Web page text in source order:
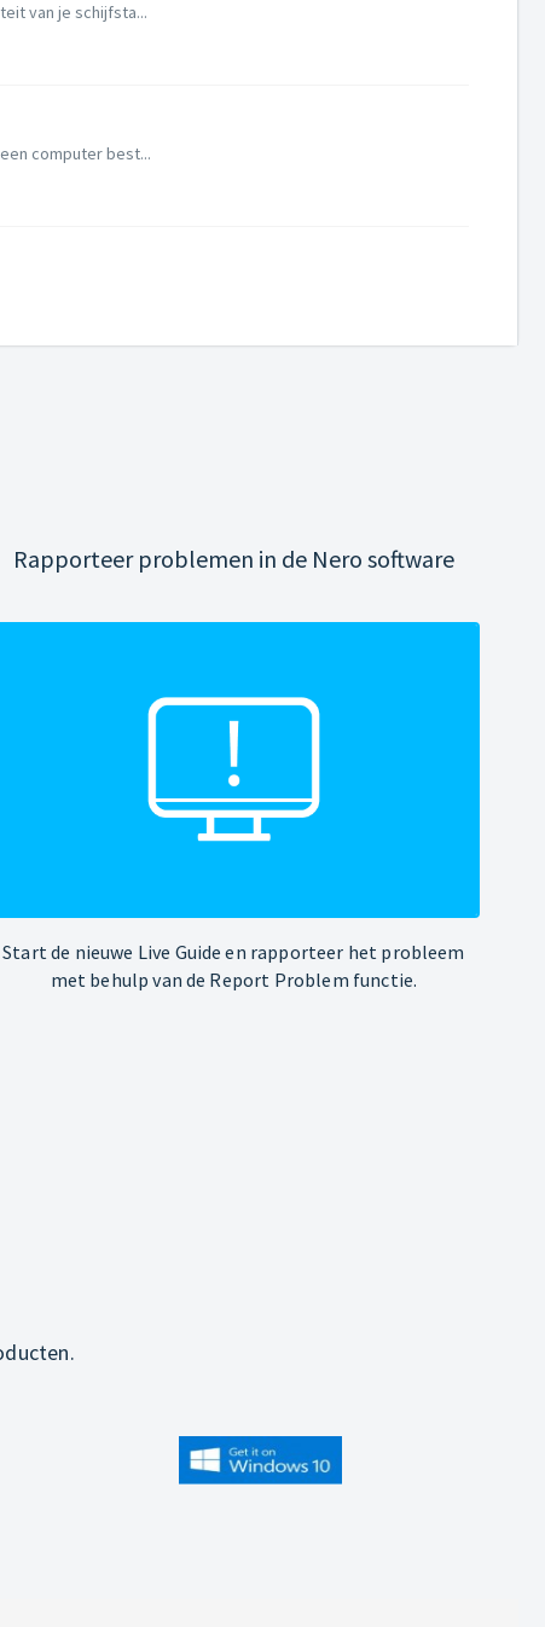
van je schijfsta...
computer best...
Rapporteer problemen in de Nero software
Start de nieuwe Live Guide en rapporteer het probleem
met behulp van de Report Problem functie.